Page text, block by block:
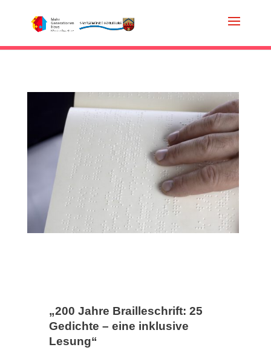
„200 Jahre Brailleschrift: 25
Gedichte – eine inklusive
Lesung“